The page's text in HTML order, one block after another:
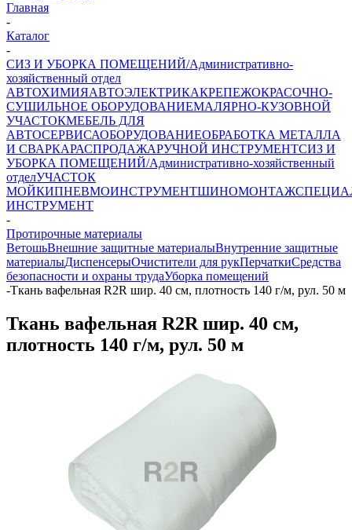
Главная
-
Каталог
-
СИЗ И УБОРКА ПОМЕЩЕНИЙ/Административно-
хозяйственный отдел
АВТОХИМИЯАВТОЭЛЕКТРИКАКРЕПЕЖОКРАСОЧНО-
СУШИЛЬНОЕ ОБОРУДОВАНИЕМАЛЯРНО-КУЗОВНОЙ
УЧАСТОКМЕБЕЛЬ ДЛЯ
АВТОСЕРВИСАОБОРУДОВАНИЕОБРАБОТКА МЕТАЛЛА
И СВАРКАРАСПРОДАЖАРУЧНОЙ ИНСТРУМЕНТСИЗ И
УБОРКА ПОМЕЩЕНИЙ/Административно-хозяйственный
отделУЧАСТОК
МОЙКИПНЕВМОИНСТРУМЕНТШИНОМОНТАЖ
ИНСТРУМЕНТ
-
Протирочные материалы
ВетошьВнешние защитные материалыВнутренние защитные
материалыДиспенсерыОчистители для рукПерчаткиСредства
безопасности и охраны трудаУборка помещений
-Ткань вафельная R2R шир. 40 см, плотность 140 г/м, рул. 50 м
Ткань вафельная R2R шир. 40 см,
плотность 140 г/м, рул. 50 м